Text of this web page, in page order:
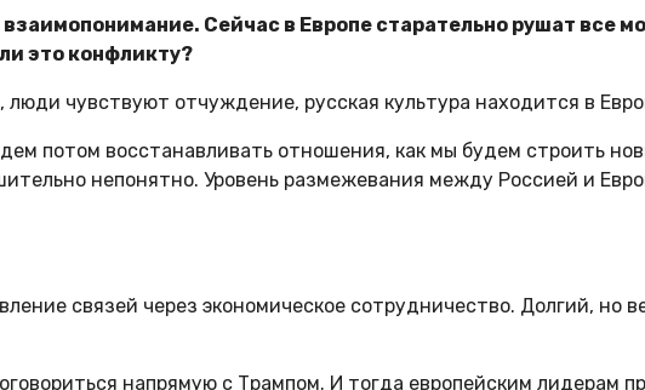
Сейчас в Европе старательно рушат все
это конфликту?
чувствуют отчуждение, русская культура находится в
потом восстанавливать отношения, как мы будем строить
непонятно. Уровень размежевания между Россией и
связей через экономическое сотрудничество. Долгий, но
напрямую с Трампом. И тогда европейским лидерам